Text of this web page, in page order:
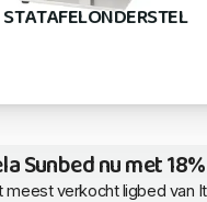
Sunbed nu met
meest verkocht ligbed van